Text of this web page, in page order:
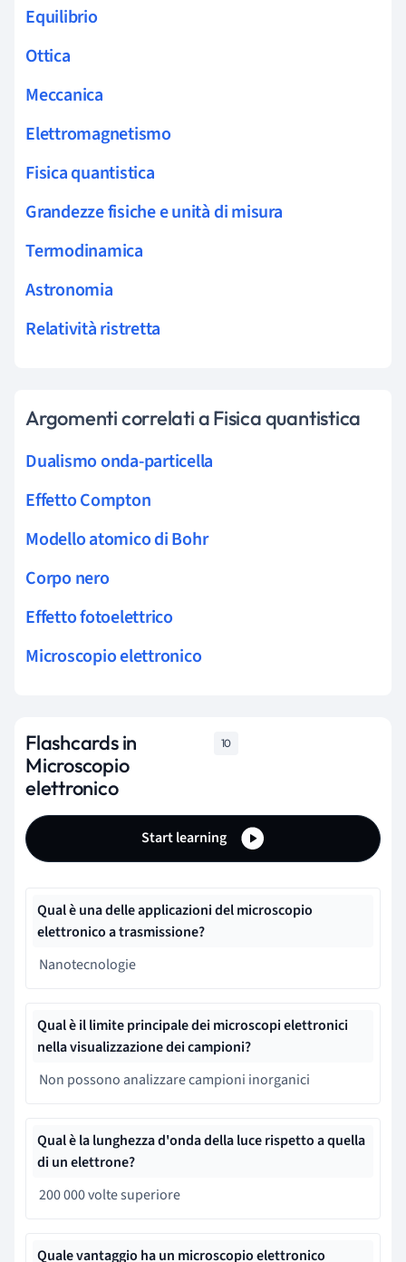
Equilibrio
Ottica
Meccanica
Elettromagnetismo
Fisica quantistica
Grandezze fisiche e unità di misura
Termodinamica
Astronomia
Relatività ristretta
Argomenti correlati a Fisica quantistica
Dualismo onda-particella
Effetto Compton
Modello atomico di Bohr
Corpo nero
Effetto fotoelettrico
Microscopio elettronico
Flashcards in
Microscopio
elettronico
10
Start learning
Qual è una delle applicazioni del microscopio
elettronico a trasmissione?
Nanotecnologie
Qual è il limite principale dei microscopi elettronici
nella visualizzazione dei campioni?
Non possono analizzare campioni inorganici
Qual è la lunghezza d'onda della luce rispetto a quella
di un elettrone?
200 000 volte superiore
Quale vantaggio ha un microscopio elettronico